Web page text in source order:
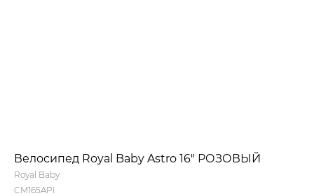
Велосипед Royal Baby Astro 16" РОЗОВЫЙ
Royal Baby
CM165API